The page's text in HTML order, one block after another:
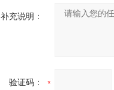
补充说明：
验证码：